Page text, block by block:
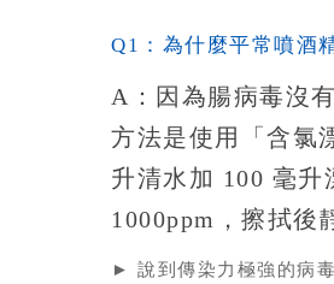
Q1：為什麼平常噴酒
A： 因為腸病毒沒
方法是使用「含氯
升清水加 100 毫升
1000ppm，擦拭後
► 說到傳染力極強的病